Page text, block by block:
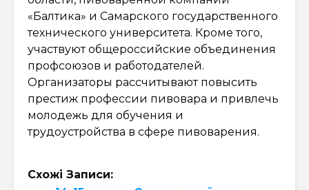
«Балтика» и Самарского государственного
технического университета. Кроме того,
участвуют общероссийские объединения
профсоюзов и работодателей.
Организаторы рассчитывают повысить
престиж профессии пивовара и привлечь
молодежь для обучения и
трудоустройства в сфере пивоварения.
Схожі Записи: